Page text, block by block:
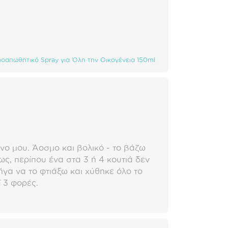
Spray για Όλη την Οικογένεια 150ml
μου. Άοσμο και βολικό - το βάζω
περίπου ένα στα 3 ή 4 κουτιά δεν
να το φτιάξω και χύθηκε όλο το
3 φορές.